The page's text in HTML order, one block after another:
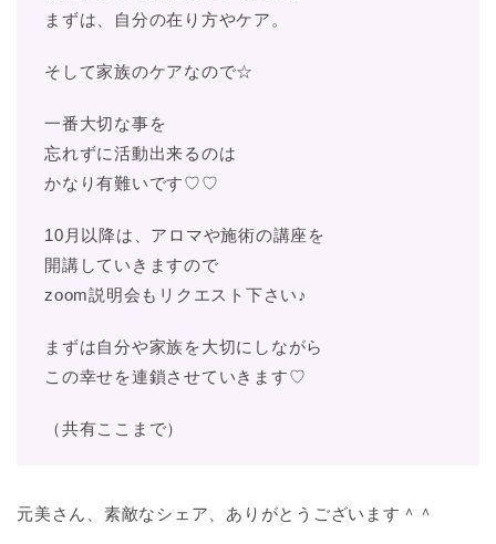
まずは、自分の在り方やケア。
そして家族のケアなので☆
一番大切な事を
忘れずに活動出来るのは
かなり有難いです♡♡
10月以降は、アロマや施術の講座を
開講していきますので
zoom説明会もリクエスト下さい♪
まずは自分や家族を大切にしながら
この幸せを連鎖させていきます♡
（共有ここまで）
元美さん、素敵なシェア、ありがとうございます＾＾